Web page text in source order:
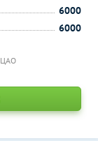
ЦАО
6000
6000